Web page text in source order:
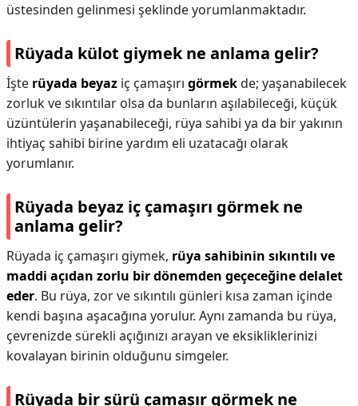
üstesinden gelinmesi şeklinde yorumlanmaktadır.
Rüyada külot giymek ne anlama gelir?
İşte rüyada beyaz iç çamaşırı görmekde; yaşanabilecek
zorluk ve sıkıntılar olsa da bunların aşılabileceği, küçük
üzüntülerin yaşanabileceği, rüya sahibi ya da bir yakının
ihtiyaç sahibi birine yardım eli uzatacağı olarak
yorumlanır.
Rüyada beyaz iç çamaşırı görmek ne
anlama gelir?
Rüyada iç çamaşırı giymek, rüya sahibinin sıkıntılı ve
maddi açıdan zorlu bir dönemden geçeceğine delalet
eder. Bu rüya, zor ve sıkıntılı günleri kısa zaman içinde
kendi başına aşacağına yorulur. Aynı zamanda bu rüya,
çevrenizde sürekli açığınızı arayan ve eksikliklerinizi
kovalayan birinin olduğunu simgeler.
Rüyada bir sürü çamaşır görmek ne